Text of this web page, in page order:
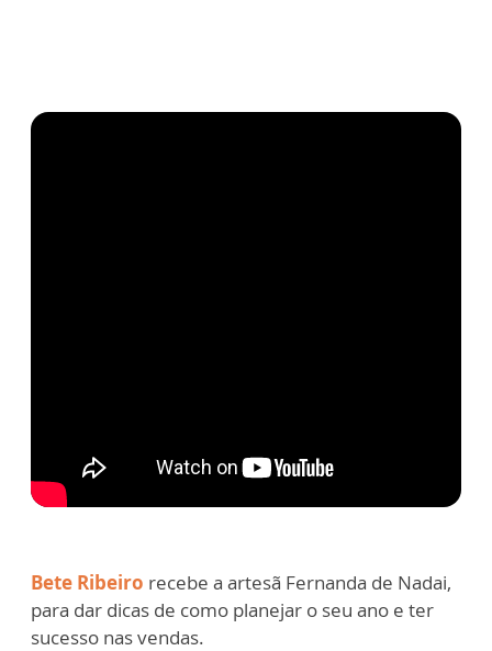
Bete Ribeiro recebe a artesã Fernanda de Nadai,
para dar dicas de como planejar o seu ano e ter
sucesso nas vendas.